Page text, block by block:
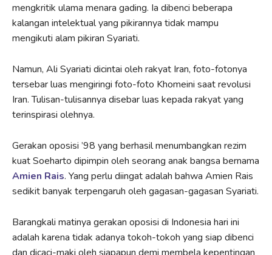
mengkritik ulama menara gading. Ia dibenci beberapa
kalangan intelektual yang pikirannya tidak mampu
mengikuti alam pikiran Syariati.
Namun, Ali Syariati dicintai oleh rakyat Iran, foto-fotonya
tersebar luas mengiringi foto-foto Khomeini saat revolusi
Iran. Tulisan-tulisannya disebar luas kepada rakyat yang
terinspirasi olehnya.
Gerakan oposisi ’98 yang berhasil menumbangkan rezim
kuat Soeharto dipimpin oleh seorang anak bangsa bernama
Amien Rais. Yang perlu diingat adalah bahwa Amien Rais
sedikit banyak terpengaruh oleh gagasan-gagasan Syariati.
Barangkali matinya gerakan oposisi di Indonesia hari ini
adalah karena tidak adanya tokoh-tokoh yang siap dibenci
dan dicaci-maki oleh siapapun demi membela kepentingan